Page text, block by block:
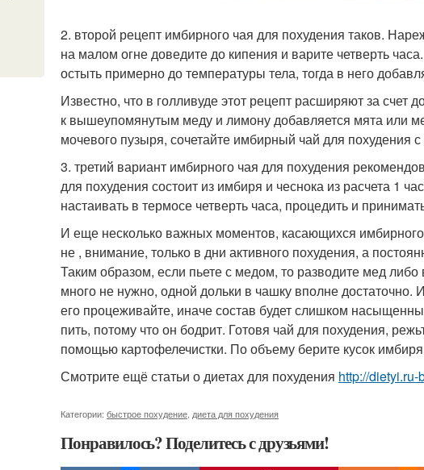
2. второй рецепт имбирного чая для похудения таков.
на малом огне доведите до кипения и варите четверть
остыть примерно до температуры тела, тогда в него
Известно, что в голливуде этот рецепт расширяют за
к вышеупомянутым меду и лимону добавляется мята или
мочевого пузыря, сочетайте имбирный чай для похудения
3. третий вариант имбирного чая для похудения
для похудения состоит из имбиря и чеснока из расчета 1
настаивать в термосе четверть часа, процедить и
И еще несколько важных моментов, касающихся
не , внимание, только в дни активного похудения, а
Таким образом, если пьете с медом, то разводите мед
много не нужно, одной дольки в чашку вполне
его процеживайте, иначе состав будет слишком
пить, потому что он бодрит. Готовя чай для похудения,
помощью картофелечистки. По объему берите кусок
Смотрите ещё статьи о диетах для похудения http://
Категории: быстрое похудение диета для похудения
Понравилось? Поделитесь с друзьями!